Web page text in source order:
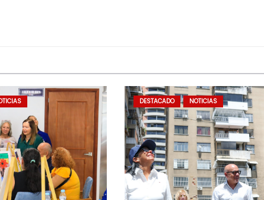
DESTACADO NOTICIAS